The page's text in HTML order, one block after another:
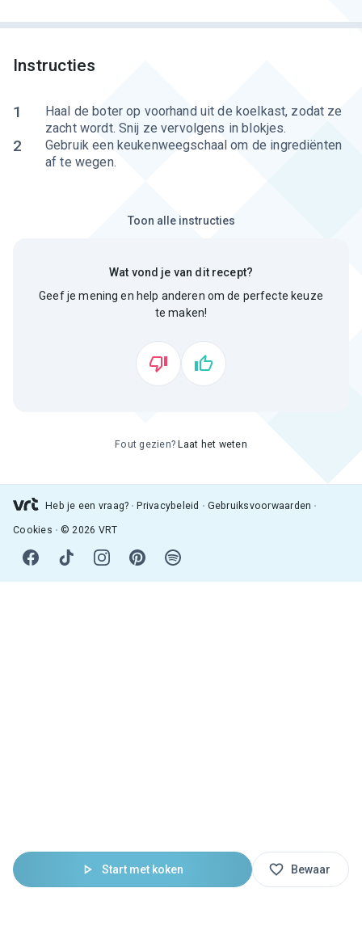
Start met koken Bewaar
Instructies
1
Haal de boter op voorhand uit de koelkast, zodat ze
zacht wordt. Snij ze vervolgens in blokjes.
2
Gebruik een keukenweegschaal om de ingrediënten
af te wegen.
Toon alle instructies
Wat vond je van dit recept?
Geef je mening en help anderen om de perfecte keuze
te maken!
Fout gezien? Laat het weten
Heb je een vraag? Privacybeleid Gebruiksvoorwaarden
Cookies © 2026 VRT